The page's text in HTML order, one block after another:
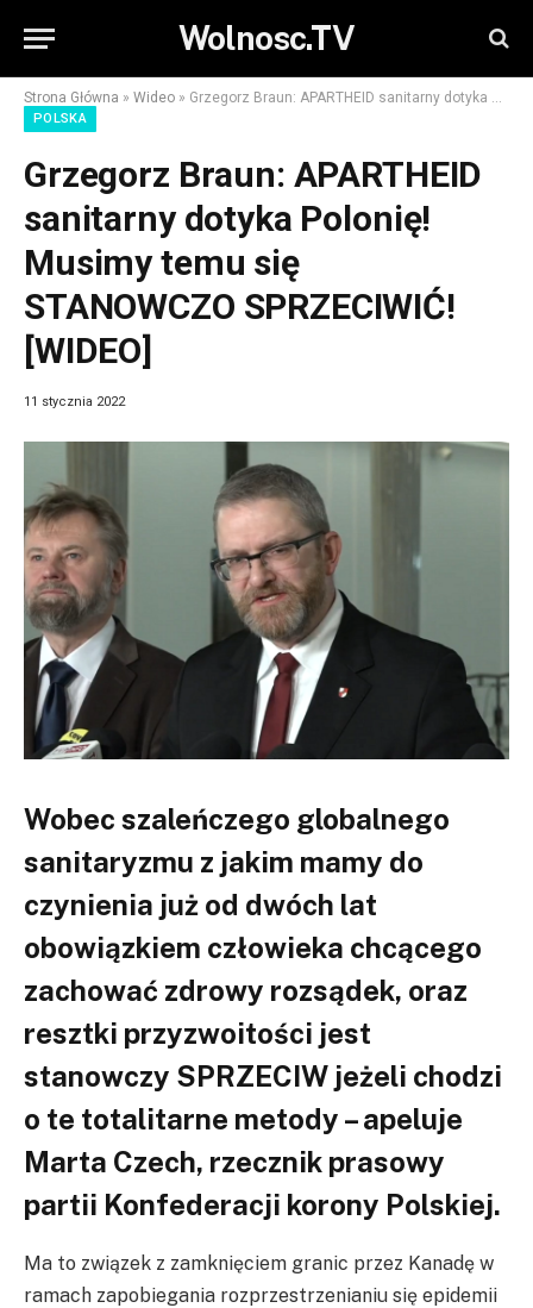
Wolnosc.TV
Strona Główna » Wideo » Grzegorz Braun: APARTHEID sanitarny dotyka Polonię! Musimy temu się STANOWCZO SPRZECIWIĆ! [WIDEO]
POLSKA
Grzegorz Braun: APARTHEID
sanitarny dotyka Polonię!
Musimy temu się
STANOWCZO SPRZECIWIĆ!
[WIDEO]
11 stycznia 2022
Wobec szaleńczego globalnego
sanitaryzmu z jakim mamy do
czynienia już od dwóch lat
obowiązkiem człowieka chcącego
zachować zdrowy rozsądek, oraz
resztki przyzwoitości jest
stanowczy SPRZECIW jeżeli chodzi
o te totalitarne metody – apeluje
Marta Czech, rzecznik prasowy
partii Konfederacji korony Polskiej.
Ma to związek z zamknięciem granic przez Kanadę w
ramach zapobiegania rozprzestrzenianiu się epidemii